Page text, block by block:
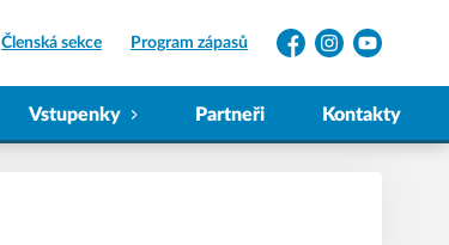
Členská sekce Program zápasů
FacebookInstagramYouTube
Vstupenky Partneři Kontakty